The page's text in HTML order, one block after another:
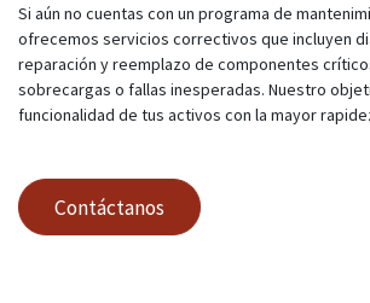
Si aún no cuentas con un programa de
ofrecemos servicios correctivos que incluyen
reparación y reemplazo de componentes
sobrecargas o fallas inesperadas. Nuestro
funcionalidad de tus activos con la mayor
Contáctanos